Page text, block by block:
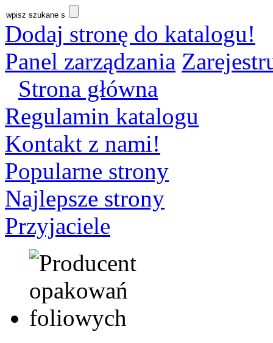
Dodaj stronę do katalogu!
Panel zarządzania
Strona główna
Regulamin katalogu
Kontakt z nami!
Popularne strony
Najlepsze strony
Przyjaciele